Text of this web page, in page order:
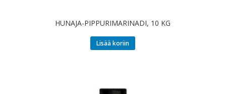
HUNAJA-PIPPURIMARINADI, 10 KG
Lisää koriin